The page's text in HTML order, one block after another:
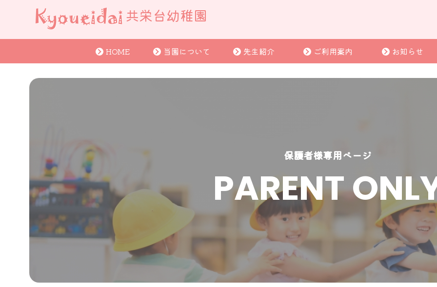
共栄台幼稚園
HOME 当園について 先生紹介 ご利用案内 お知らせ
保護者様専用ページ
PARENT